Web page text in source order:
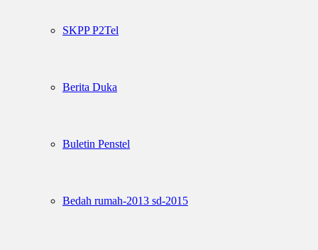
SKPP P2Tel
Berita Duka
Buletin Penstel
Bedah rumah-2013 sd-2015